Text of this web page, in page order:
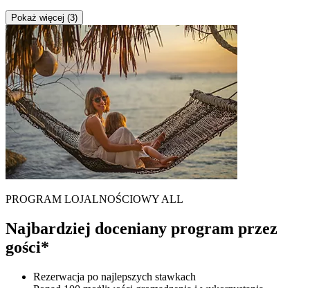
Pokaż więcej (3)
PROGRAM LOJALNOŚCIOWY ALL
Najbardziej doceniany program przez
gości*
Rezerwacja po najlepszych stawkach